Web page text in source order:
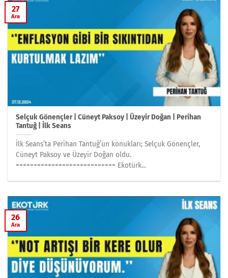
Selçuk Gönençler | Cüneyt Paksoy | Üzeyir Doğan | Perihan
Tantuğ | İlk Seans
İlk Seans’ta Perihan Tantuğ’un konukları; Selçuk Gönençler,
Cüneyt Paksoy ve Üzeyir Doğan oldu.
============================ Ekotürk...
27
Ara
26
Ara